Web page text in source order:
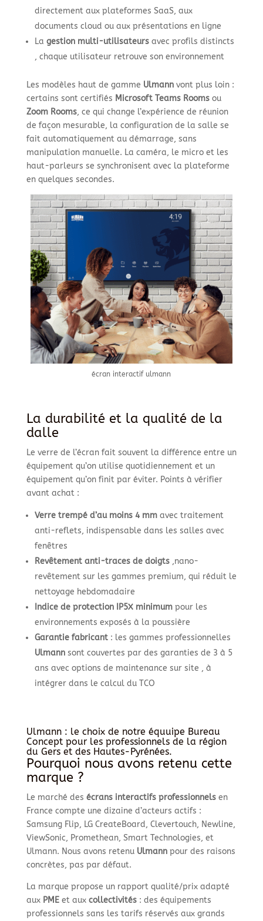
directement aux plateformes SaaS, aux
documents cloud ou aux présentations en ligne
La gestion multi-utilisateursavec profils distincts
, chaque utilisateur retrouve son environnement
Les modèles haut de gamme Ulmannvont plus loin :
certains sont certifiés Microsoft Teams Roomsou
Zoom Rooms, ce qui change l’expérience de réunion
de façon mesurable, la configuration de la salle se
fait automatiquement au démarrage, sans
manipulation manuelle. La caméra, le micro et les
haut-parleurs se synchronisent avec la plateforme
en quelques secondes.
écran interactif ulmann
La durabilité et la qualité de la
dalle
Le verre de l’écran fait souvent la différence entre un
équipement qu’on utilise quotidiennement et un
équipement qu’on finit par éviter. Points à vérifier
avant achat :
Verre trempé d’au moins 4 mmavec traitement
anti-reflets, indispensable dans les salles avec
fenêtres
Revêtement anti-traces de doigts,nano-
revêtement sur les gammes premium, qui réduit le
nettoyage hebdomadaire
Indice de protection IP5X minimumpour les
environnements exposés à la poussière
Garantie fabricant: les gammes professionnelles
Ulmannsont couvertes par des garanties de 3 à 5
ans avec options de maintenance sur site , à
intégrer dans le calcul du TCO
Ulmann : le choix de notre équuipe Bureau
Concept pour les professionnels de la région
du Gers et des Hautes-Pyrénées.
Pourquoi nous avons retenu cette
marque ?
Le marché des écrans interactifs professionnelsen
France compte une dizaine d’acteurs actifs :
Samsung Flip, LG CreateBoard, Clevertouch, Newline,
ViewSonic, Promethean, Smart Technologies, et
Ulmann. Nous avons retenu Ulmannpour des raisons
concrètes, pas par défaut.
La marque propose un rapport qualité/prix adapté
aux PMEet aux collectivités: des équipements
professionnels sans les tarifs réservés aux grands